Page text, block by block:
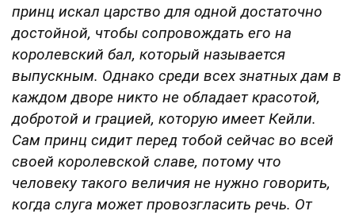
принц искал царство для одной достаточно
достойной, чтобы сопровождать его на
королевский бал, который называется
выпускным. Однако среди всех знатных дам в
каждом дворе никто не обладает красотой,
добротой и грацией, которую имеет Кейли.
Сам принц сидит перед тобой сейчас во всей
своей королевской славе, потому что
человеку такого величия не нужно говорить,
когда слуга может провозгласить речь. От